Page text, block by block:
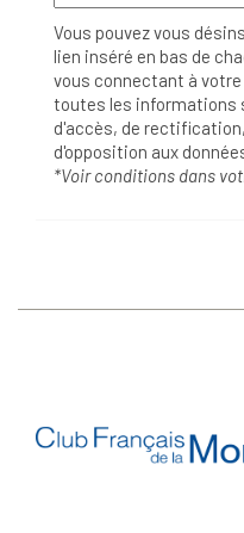
Vous pouvez vous
lien inséré en bas de
vous connectant à
toutes les informations
d'accès, de
d'opposition aux
*Voir conditions dans